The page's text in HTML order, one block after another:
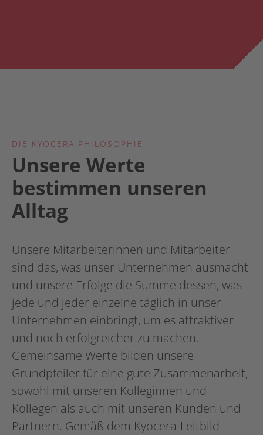
DIE KYOCERA PHILOSOPHIE
Unsere Werte
bestimmen unseren
Alltag
Unsere Mitarbeiterinnen und Mitarbeiter
sind das, was unser Unternehmen ausmacht
und unsere Erfolge die Summe dessen, was
jede und jeder einzelne täglich in unser
Unternehmen einbringt, um es attraktiver
und noch erfolgreicher zu machen.
Gemeinsame Werte bilden unsere
Grundpfeiler für eine gute Zusammenarbeit,
sowohl mit unseren Kolleginnen und
Kollegen als auch mit unseren Kunden und
Partnern. Gemäß dem Kyocera-Leitbild